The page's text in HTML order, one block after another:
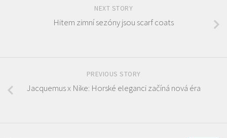
NEXT STORY
Hitem zimní sezóny jsou scarf coats
PREVIOUS STORY
Jacquemus x Nike: Horské eleganci začíná nová éra